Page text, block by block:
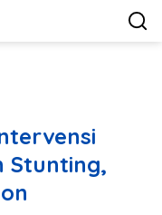
Stunting,